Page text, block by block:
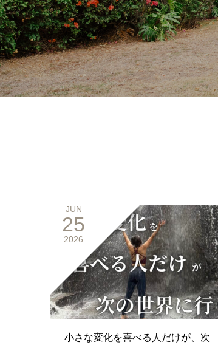
JUN
25
2026
小さな変化を喜べる人だけが、次